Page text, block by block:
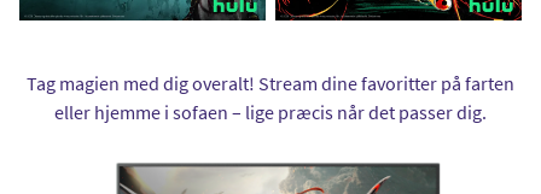
Tag magien med dig overalt! Stream dine favoritter på farten
eller hjemme i sofaen – lige præcis når det passer dig.